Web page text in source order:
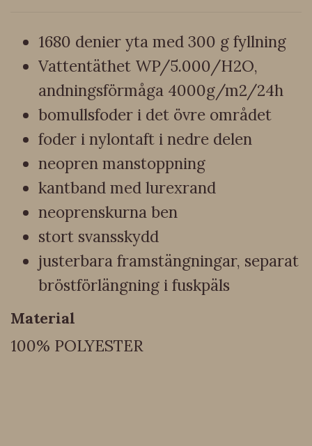
1680 denier yta med 300 g fyllning
Vattentäthet WP/5.000/H2O,
andningsförmåga 4000g/m2/24h
bomullsfoder i det övre området
foder i nylontaft i nedre delen
neopren manstoppning
kantband med lurexrand
neoprenskurna ben
stort svansskydd
justerbara framstängningar, separat
bröstförlängning i fuskpäls
Material
100% POLYESTER